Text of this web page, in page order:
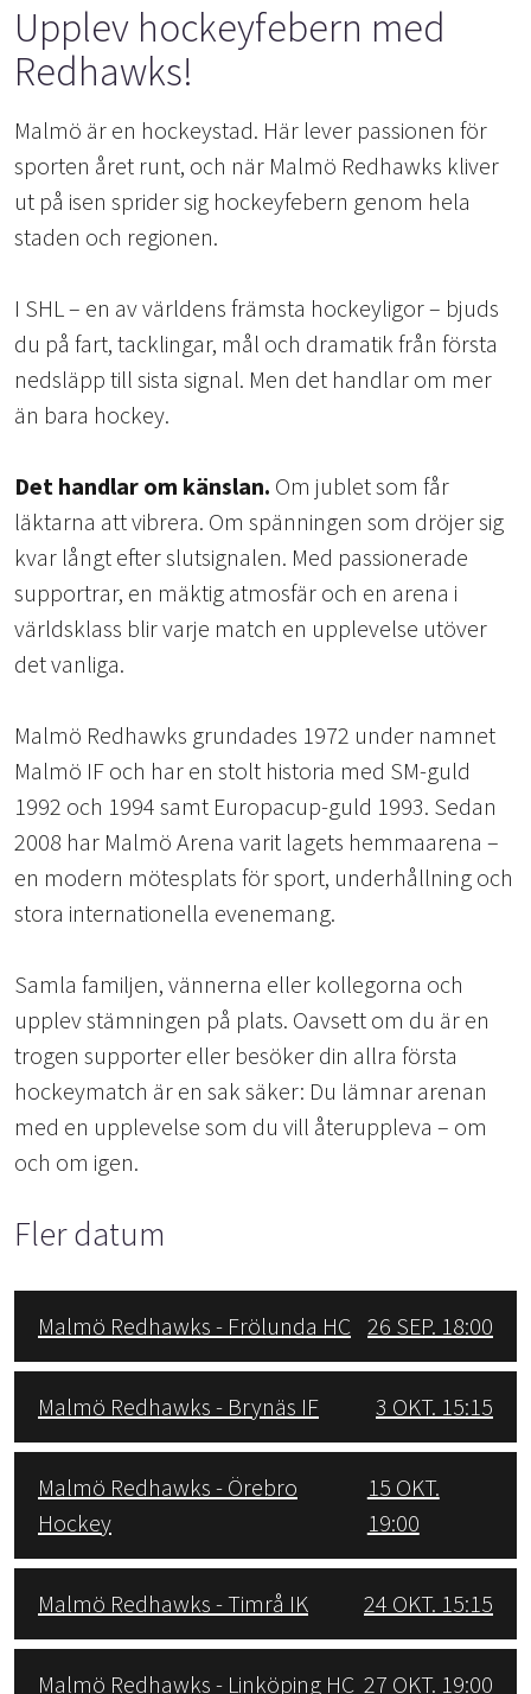
Upplev hockeyfebern med
Redhawks!
Malmö är en hockeystad. Här lever passionen för
sporten året runt, och när Malmö Redhawks kliver
ut på isen sprider sig hockeyfebern genom hela
staden och regionen.
I SHL – en av världens främsta hockeyligor – bjuds
du på fart, tacklingar, mål och dramatik från första
nedsläpp till sista signal. Men det handlar om mer
än bara hockey.
Det handlar om känslan. Om jublet som får
läktarna att vibrera. Om spänningen som dröjer sig
kvar långt efter slutsignalen. Med passionerade
supportrar, en mäktig atmosfär och en arena i
världsklass blir varje match en upplevelse utöver
det vanliga.
Malmö Redhawks grundades 1972 under namnet
Malmö IF och har en stolt historia med SM-guld
1992 och 1994 samt Europacup-guld 1993. Sedan
2008 har Malmö Arena varit lagets hemmaarena –
en modern mötesplats för sport, underhållning och
stora internationella evenemang.
Samla familjen, vännerna eller kollegorna och
upplev stämningen på plats. Oavsett om du är en
trogen supporter eller besöker din allra första
hockeymatch är en sak säker: Du lämnar arenan
med en upplevelse som du vill återuppleva – om
och om igen.
Fler datum
Malmö Redhawks - Frölunda HC 26 SEP. 18:00
Malmö Redhawks - Brynäs IF 3 OKT. 15:15
Malmö Redhawks - Örebro
Hockey
15 OKT.
19:00
Malmö Redhawks - Timrå IK 24 OKT. 15:15
Malmö Redhawks - Linköping HC 27 OKT. 19:00